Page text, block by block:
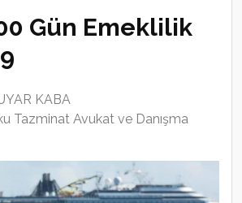
Gün Emeklilik
KABA
Tazminat Avukat ve Danışma